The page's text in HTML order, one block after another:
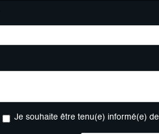
Je souhaite être tenu(e) informé(e)